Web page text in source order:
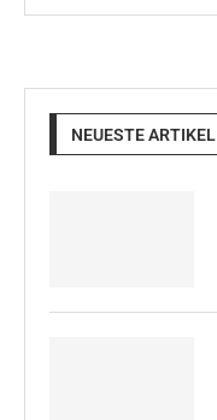
NEUESTE ARTIKEL